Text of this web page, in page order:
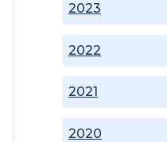
2020
2021
2022
2023